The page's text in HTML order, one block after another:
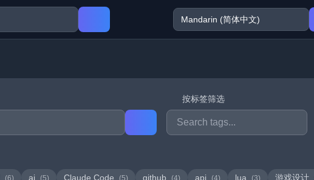
按标签筛选
(6) ai (5) Claude Code (5) github (4) api (4) lua (3) 游戏设计